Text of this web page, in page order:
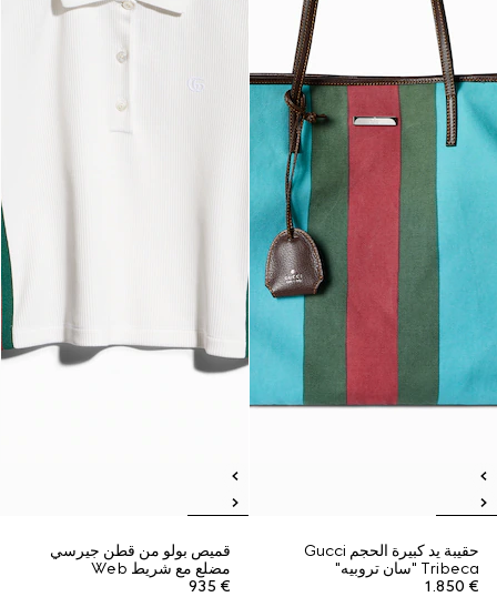
حقيبة يد كبيرة الحجم Gucci
Tribeca "سان تروبيه"
€ 1.850
قميص بولو من قطن جيرسي
مضلع مع شريط Web
€ 935